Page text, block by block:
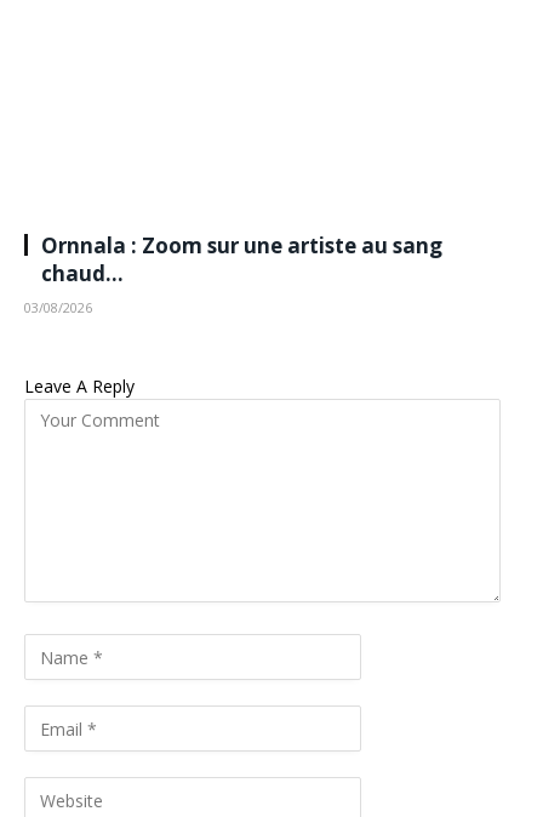
Ornnala : Zoom sur une artiste au sang
chaud…
03/08/2026
Leave A Reply